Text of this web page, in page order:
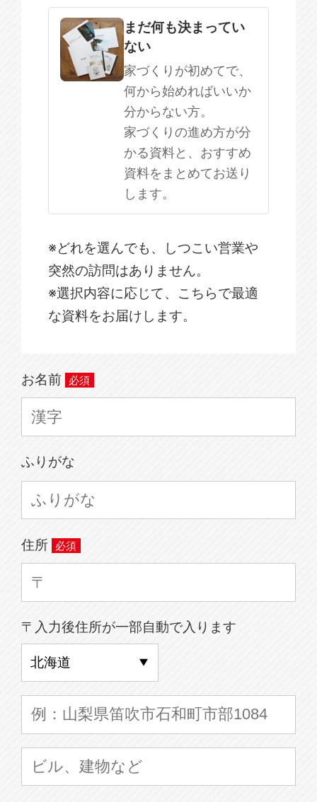
まだ何も決まってい
ない
家づくりが初めてで、
何から始めればいいか
分からない方。
家づくりの進め方が分
かる資料と、おすすめ
資料をまとめてお送り
します。
※どれを選んでも、しつこい営業や
突然の訪問はありません。
※選択内容に応じて、こちらで最適
な資料をお届けします。
お名前
ふりがな
住所
〒入力後住所が一部自動で入ります